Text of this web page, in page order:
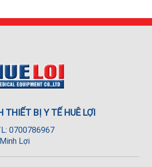
THIẾT BỊ Y TẾ HUÊ LỢI
0700786967
Lợi